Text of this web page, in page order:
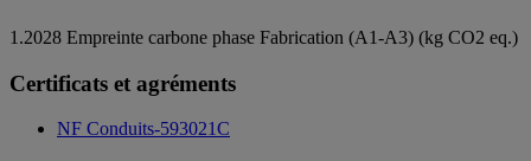
1.2028 Empreinte carbone phase Fabrication (A1-A3) (kg CO2 eq.)
Certificats et agréments
NF Conduits-593021C